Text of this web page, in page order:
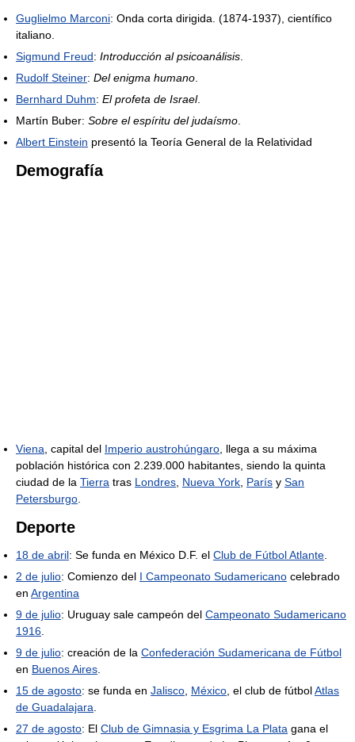
Guglielmo Marconi: Onda corta dirigida. (1874-1937), científico
italiano.
Sigmund Freud: Introducción al psicoanálisis
Rudolf Steiner: Del enigma humano
Bernhard Duhm: El profeta de Israel.
Martín Buber: Sobre el espíritu del judaísmo
Albert Einstein presentó la Teoría General de la Relatividad
Demografía
Viena , capital del Imperio austrohúngaro , llega a su máxima
población histórica con 2.239.000 habitantes, siendo la quinta
ciudad de la Tierra tras Londres Nueva York París y San
Petersburgo
Deporte
18 de abril: Se funda en México D.F. el Club de Fútbol Atlante
2 de julio: Comienzo del I Campeonato Sudamericano celebrado
en Argentina
9 de julio: Uruguay sale campeón del Campeonato Sudamericano
1916
9 de julio: creación de la Confederación Sudamericana de Fútbol
en Buenos Aires
15 de agosto: se funda en Jalisco México , el club de fútbolAtlas
de Guadalajara
27 de agosto: El Club de Gimnasia y Esgrima La Plata gana el